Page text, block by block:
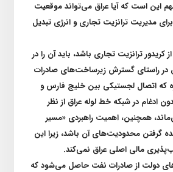
این است که آیا عراق می‌تواند موقعیت
برای مدیریت ترانزیت تجاری و انرژی تبدیل
کریدور ترانزیت تجاری باشد، باید آن را در
در راستای گسترش زیرساخت‌های صادرات
که اتصال لجستیکی بین خلیج فارس و
ادغام در شبکه خط لوله عراق از نظر
همچنین، اهمیت راهبردی «مسیر
گرفتن محدودیت‌های آن باشد، زیرا این
مالی اصلی عراق نمی‌کند.
درآمد‌های دولت از صادرات نفت حاصل می‌شود که